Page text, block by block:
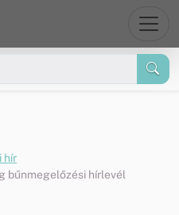
hír
bűnmegelőzési hírlevél